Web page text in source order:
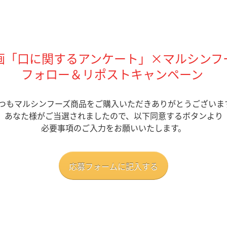
「口に関するアンケート」×マルシンフ
フォロー＆リポストキャンペーン
もマルシンフーズ商品をご購入いただきありがとうございま
あなた様がご当選されましたので、 以下同意するボタンより
必要事項のご入力をお願いいたします。
応募フォームに記入する